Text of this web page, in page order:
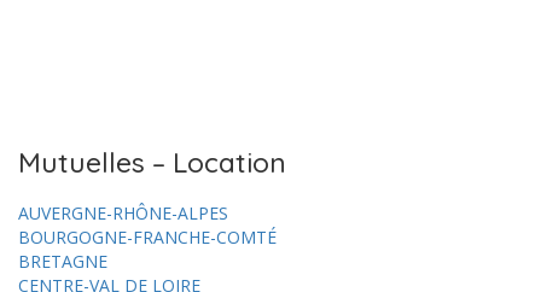
Mutuelles – Location
AUVERGNE-RHÔNE-ALPES
BOURGOGNE-FRANCHE-COMTÉ
BRETAGNE
CENTRE-VAL DE LOIRE